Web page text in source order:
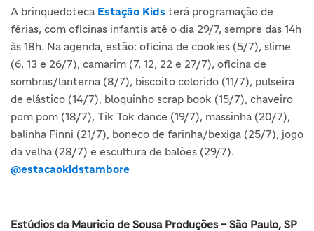
A brinquedoteca Estação Kids terá programação de
férias, com oficinas infantis até o dia 29/7, sempre das 14h
às 18h. Na agenda, estão: oficina de cookies (5/7), slime
(6, 13 e 26/7), camarim (7, 12, 22 e 27/7), oficina de
sombras/lanterna (8/7), biscoito colorido (11/7), pulseira
de elástico (14/7), bloquinho scrap book (15/7), chaveiro
pom pom (18/7), Tik Tok dance (19/7), massinha (20/7),
balinha Finni (21/7), boneco de farinha/bexiga (25/7), jogo
da velha (28/7) e escultura de balões (29/7).
@estacaokidstambore
Estúdios da Mauricio de Sousa Produções – São Paulo, SP